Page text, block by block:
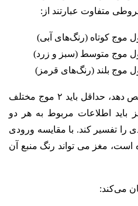
متفاوت عبارتند از:
موج کوتاه (رنگ‌های آبی)
موج متوسط (سبز و زرد)
موج بلند (رنگ‌های قرمز)
برای اینکه مغز رنگ‌ها را تشخیص دهد، حداقل باید ۲ موج مختلف
مغز باید اطلاعات مربوط به هر دو
تفسیر کند. با مقایسه ورودی
مغز می تواند رنگ منبع آن
می‌کند: